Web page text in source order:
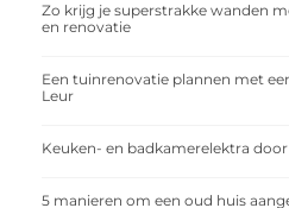
Zo krijg je superstrakke wanden
en renovatie
Een tuinrenovatie plannen met
Leur
Keuken- en badkamerelektra
5 manieren om een oud huis